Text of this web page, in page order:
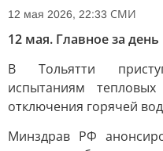
12 мая 2026, 22:33 СМИ
12 мая. Главное за день
В Тольятти
испытаниям
отключения горячей
Минздрав РФ